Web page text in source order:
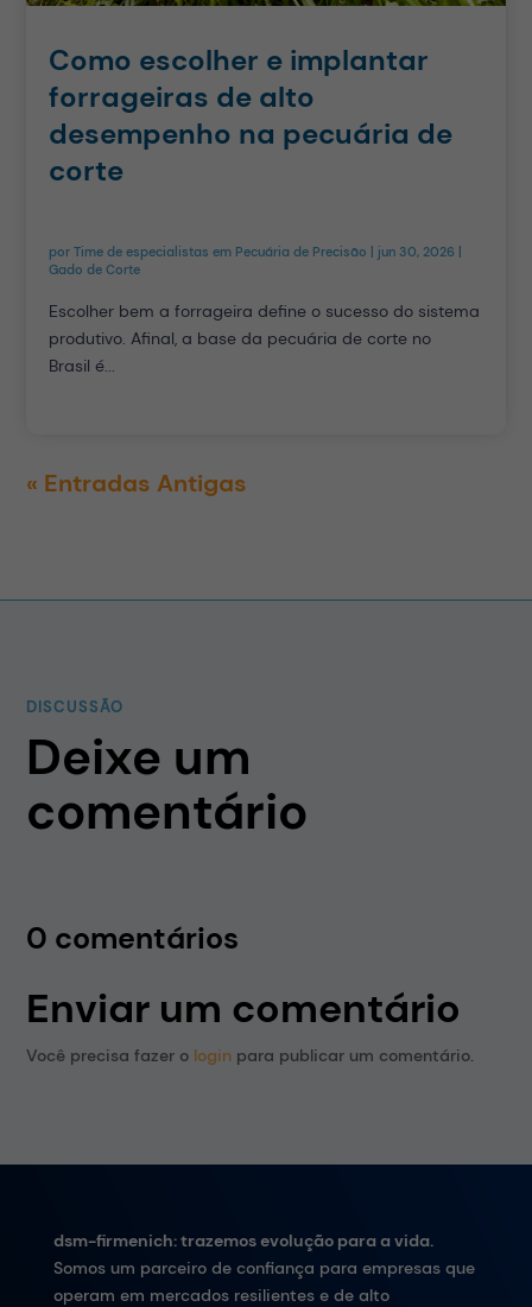
Como escolher e implantar
forrageiras de alto
desempenho na pecuária de
corte
porTime de especialistas em Pecuária de Precisão jun 30, 2026
Gado de Corte
Escolher bem a forrageira define o sucesso do sistema
produtivo. Afinal, a base da pecuária de corte no
Brasil é...
« Entradas Antigas
DISCUSSÃO
Deixe um
comentário
0 comentários
Enviar um comentário
Você precisa fazer o login para publicar um comentário.
dsm-firmenich: trazemos evolução para a vida.
Somos um parceiro de confiança para empresas que
operam em mercados resilientes e de alto